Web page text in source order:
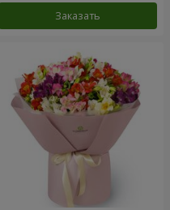
Заказать